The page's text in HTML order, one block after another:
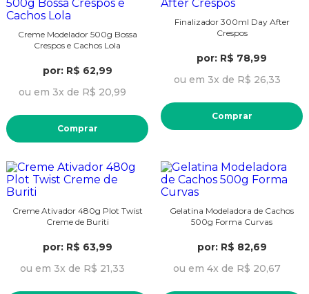
Creme Modelador 500g Bossa
Crespos e Cachos Lola
por: R$ 62,99
ou em 3x de R$ 20,99
Comprar
Finalizador 300ml Day After
Crespos
por: R$ 78,99
ou em 3x de R$ 26,33
Comprar
Creme Ativador 480g Plot Twist
Creme de Buriti
por: R$ 63,99
ou em 3x de R$ 21,33
Gelatina Modeladora de Cachos
500g Forma Curvas
por: R$ 82,69
ou em 4x de R$ 20,67